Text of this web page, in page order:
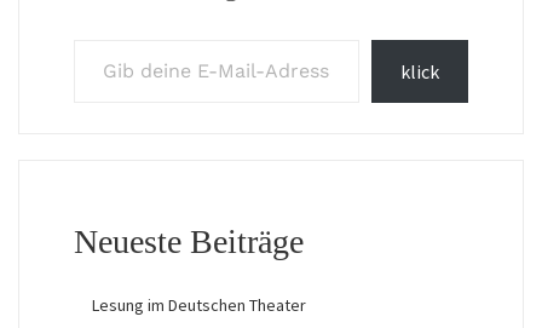
klick
Neueste Beiträge
Lesung im Deutschen Theater